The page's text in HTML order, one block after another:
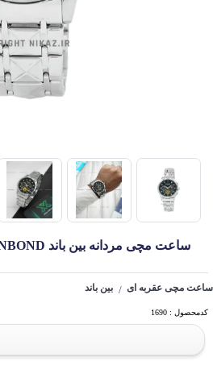
ساعت مچی مردانه بین باند BINBOND مدل B1236 کد 1690
ساعت مچی عقربه ای / بین باند
کدمحصول : 1690